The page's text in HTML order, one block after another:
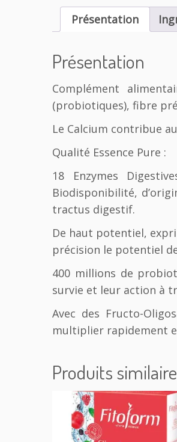
Présentation
Présentation
Complément
(probiotiques), fibre
Le Calcium contribue
Qualité Essence Pure :
18 Enzymes
Biodisponibilité,
tractus digestif.
De haut potentiel,
précision le potentiel
400 millions de
survie et leur action à
Avec des Fructo-
multiplier rapidement
Produits